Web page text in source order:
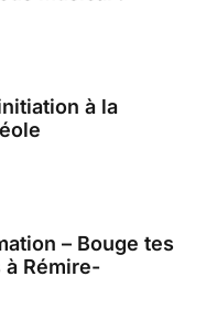
à la
– Bouge tes
à Rémire-